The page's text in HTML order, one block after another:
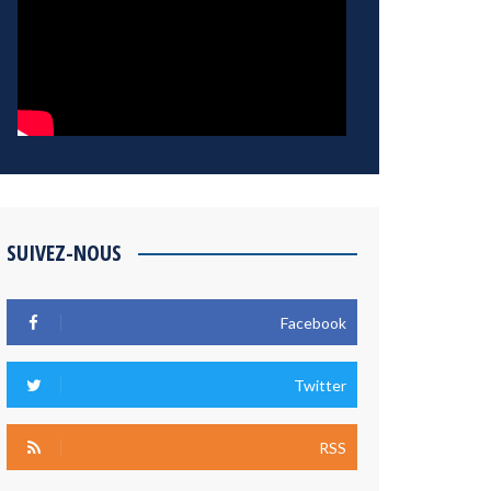
SUIVEZ-NOUS
Facebook
Twitter
RSS